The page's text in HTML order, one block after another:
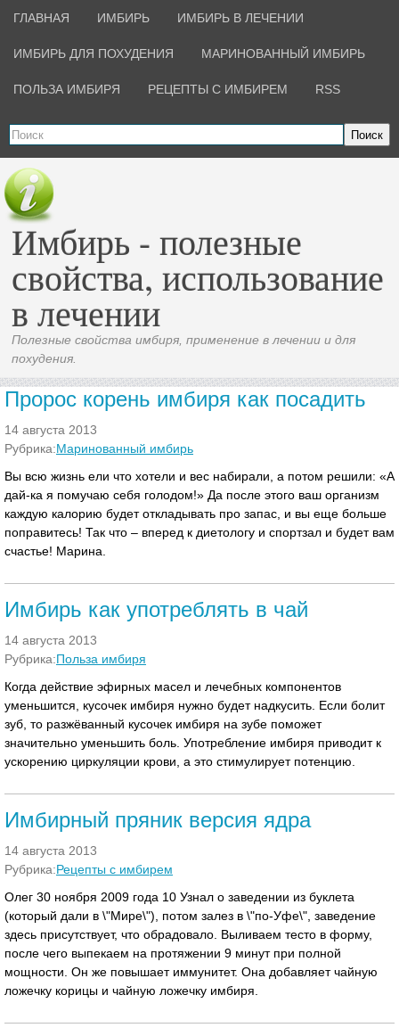
ГЛАВНАЯ ИМБИРЬ ИМБИРЬ В ЛЕЧЕНИИ
ИМБИРЬ ДЛЯ ПОХУДЕНИЯ МАРИНОВАННЫЙ ИМБИРЬ
ПОЛЬЗА ИМБИРЯ РЕЦЕПТЫ С ИМБИРЕМ RSS
Поиск
Имбирь - полезные
свойства, использование
в лечении
Полезные свойства имбиря, применение в лечении и для
похудения.
Пророс корень имбиря как посадить
14 августа 2013
Рубрика:Маринованный имбирь
Вы всю жизнь ели что хотели и вес набирали, а потом решили: «А
дай-ка я помучаю себя голодом!» Да после этого ваш организм
каждую калорию будет откладывать про запас, и вы еще больше
поправитесь! Так что – вперед к диетологу и спортзал и будет вам
счастье! Марина.
Имбирь как употреблять в чай
14 августа 2013
Рубрика:Польза имбиря
Когда действие эфирных масел и лечебных компонентов
уменьшится, кусочек имбиря нужно будет надкусить. Если болит
зуб, то разжёванный кусочек имбиря на зубе поможет
значительно уменьшить боль. Употребление имбиря приводит к
ускорению циркуляции крови, а это стимулирует потенцию.
Имбирный пряник версия ядра
14 августа 2013
Рубрика:Рецепты с имбирем
Олег 30 ноября 2009 года 10 Узнал о заведении из буклета
(который дали в \"Мире\"), потом залез в \"по-Уфе\", заведение
здесь присутствует, что обрадовало. Выливаем тесто в форму,
после чего выпекаем на протяжении 9 минут при полной
мощности. Он же повышает иммунитет. Она добавляет чайную
ложечку корицы и чайную ложечку имбиря.